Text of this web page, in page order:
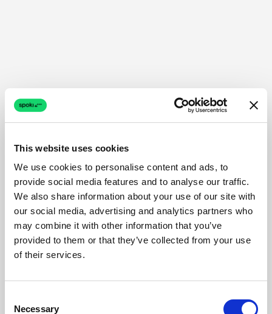
This website uses cookies
We use cookies to personalise content and ads, to
provide social media features and to analyse our traffic.
We also share information about your use of our site with
our social media, advertising and analytics partners who
may combine it with other information that you’ve
provided to them or that they’ve collected from your use
of their services.
Selection
Necessary